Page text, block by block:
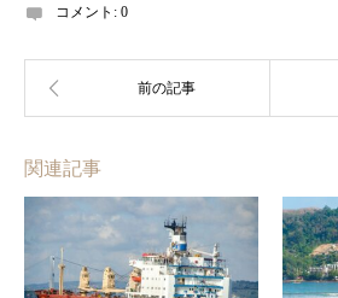
コメント: 0
関連記事